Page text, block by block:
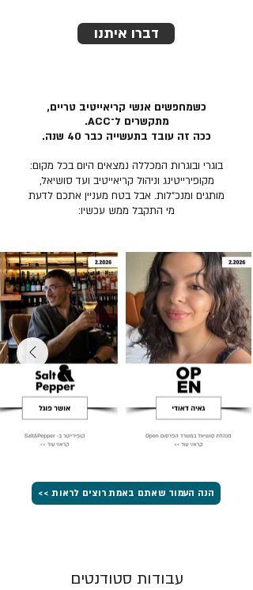
דברו איתנו
כשמחפשים אנשי קריאייטיב טריים,
מתקשרים ל־ACC.
ככה זה עובד בתעשייה כבר 40 שנה.
בוגרי ובוגרות המכללה נמצאים היום בכל מקום:
מקופירייטינג וניהול קריאייטיב ועד סושיאל,
מותגים ומנכ״לות. אבל בטח מעניין אתכם לדעת
מי התקבל ממש עכשיו:
הנה העמוד שאתם באמת רוצים לראות >>
עבודות סטודנטים